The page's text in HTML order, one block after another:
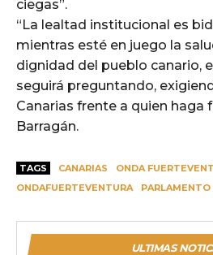
ciegas”.
“La lealtad institucional es
mientras esté en juego la
dignidad del pueblo canario,
seguirá preguntando,
Canarias frente a quien haga
Barragán.
TAGS CANARIAS
ONDA
ONDAFUERTEVENTURA
PARLAMENTO
ULTIMAS